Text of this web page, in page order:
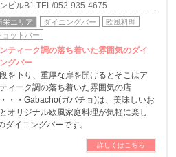
ビルB1 TEL/052-935-4675
栄エリア ダイニングバー
欧風料理
ョットバー
ティーク調の落ち着いた雰囲気のダイ
グバー
を下り、重厚な扉を開けるとそこはア
ィーク調の落ち着いた雰囲気の店
・・Gabacho(ガバチョ)は、美味しいお
オリジナル欧風家庭料理が気軽に楽し
イニングバーです。
詳しくはこちら